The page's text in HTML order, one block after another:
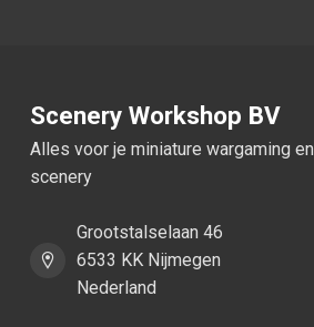
Scenery Workshop BV
Alles voor je miniature wargaming en
scenery
Grootstalselaan 46
6533 KK Nijmegen
Nederland